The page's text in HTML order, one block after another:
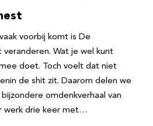
voorbij komt is De
veranderen. Wat je wel kunt
doet. Toch voelt dat niet
de shit zit. Daarom delen we
omdenkverhaal van
werk drie keer met…